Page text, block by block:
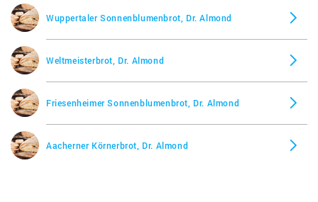
Wuppertaler Sonnenblumenbrot, Dr. Almond
Weltmeisterbrot, Dr. Almond
Friesenheimer Sonnenblumenbrot, Dr. Almond
Aacherner Körnerbrot, Dr. Almond